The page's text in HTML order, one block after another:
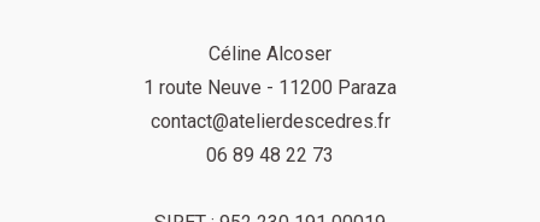
Céline Alcoser
1 route Neuve - 11200 Paraza
contact@atelierdescedres.fr
06 89 48 22 73